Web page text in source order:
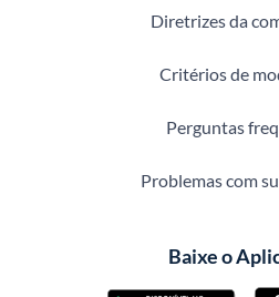
Diretrizes da
Critérios de
Perguntas
Problemas com
Baixe o